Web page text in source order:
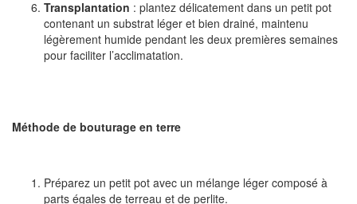
Transplantation : plantez délicatement dans un petit pot
contenant un substrat léger et bien drainé, maintenu
légèrement humide pendant les deux premières semaines
pour faciliter l’acclimatation.
Méthode de bouturage en terre
Préparez un petit pot avec un mélange léger composé à
parts égales de terreau et de perlite.